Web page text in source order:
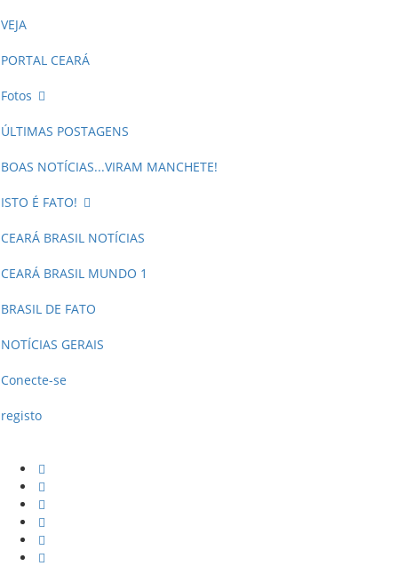
VEJA
PORTAL CEARÁ
Fotos
ÚLTIMAS POSTAGENS
BOAS NOTÍCIAS...VIRAM MANCHETE!
ISTO É FATO!
CEARÁ BRASIL NOTÍCIAS
CEARÁ BRASIL MUNDO 1
BRASIL DE FATO
NOTÍCIAS GERAIS
Conecte-se
registo